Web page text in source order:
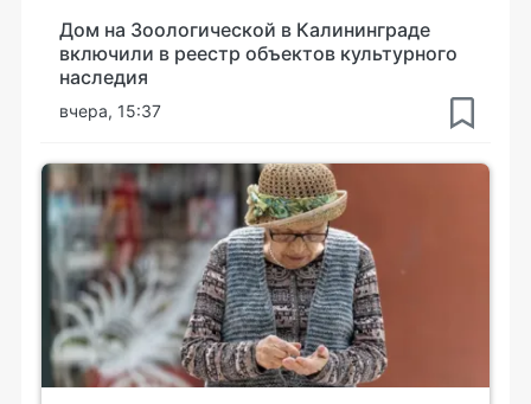
Дом на Зоологической в Калининграде
включили в реестр объектов культурного
наследия
вчера, 15:37